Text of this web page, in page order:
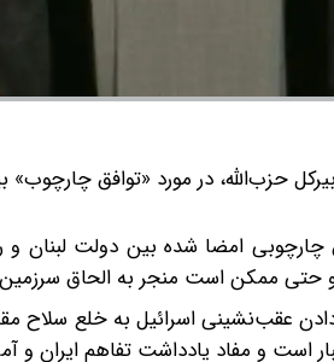
حزب‌الله، در مورد «توافق
چارچوبی امضا شده بین دولت
حتی ممکن است منجر به الحاق
دادن عقب‌نشینی اسرائیل به خلع
است و مفاد یادداشت تفاهم ایران و